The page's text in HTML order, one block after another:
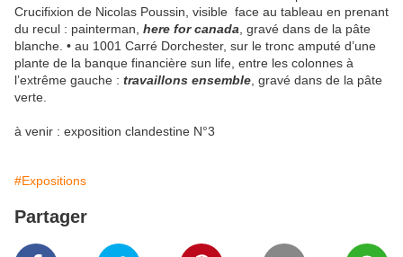
Crucifixion de Nicolas Poussin, visible face au tableau en prenant
du recul : painterman, here for canada , gravé dans de la pâte
blanche. • au 1001 Carré Dorchester, sur le tronc amputé d’une
plante de la banque financière sun life, entre les colonnes à
l’extrême gauche : travaillons ensemble , gravé dans de la pâte
verte.
à venir : exposition clandestine N°3
#Expositions
Partager